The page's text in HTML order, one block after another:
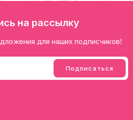
на рассылку
для наших подписчиков!